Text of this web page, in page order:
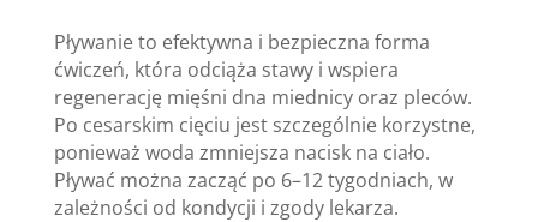
Pływanie to efektywna i bezpieczna forma
ćwiczeń, która odciąża stawy i wspiera
regenerację mięśni dna miednicy oraz pleców.
Po cesarskim cięciu jest szczególnie korzystne,
ponieważ woda zmniejsza nacisk na ciało.
Pływać można zacząć po 6–12 tygodniach, w
zależności od kondycji i zgody lekarza.